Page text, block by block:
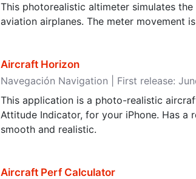
This photorealistic altimeter simulates
aviation airplanes. The meter movement
Aircraft Horizon
Navegación Navigation | First release:
This application is a photo-realistic
Attitude Indicator, for your iPhone. Has a
smooth and realistic.
Aircraft Perf Calculator